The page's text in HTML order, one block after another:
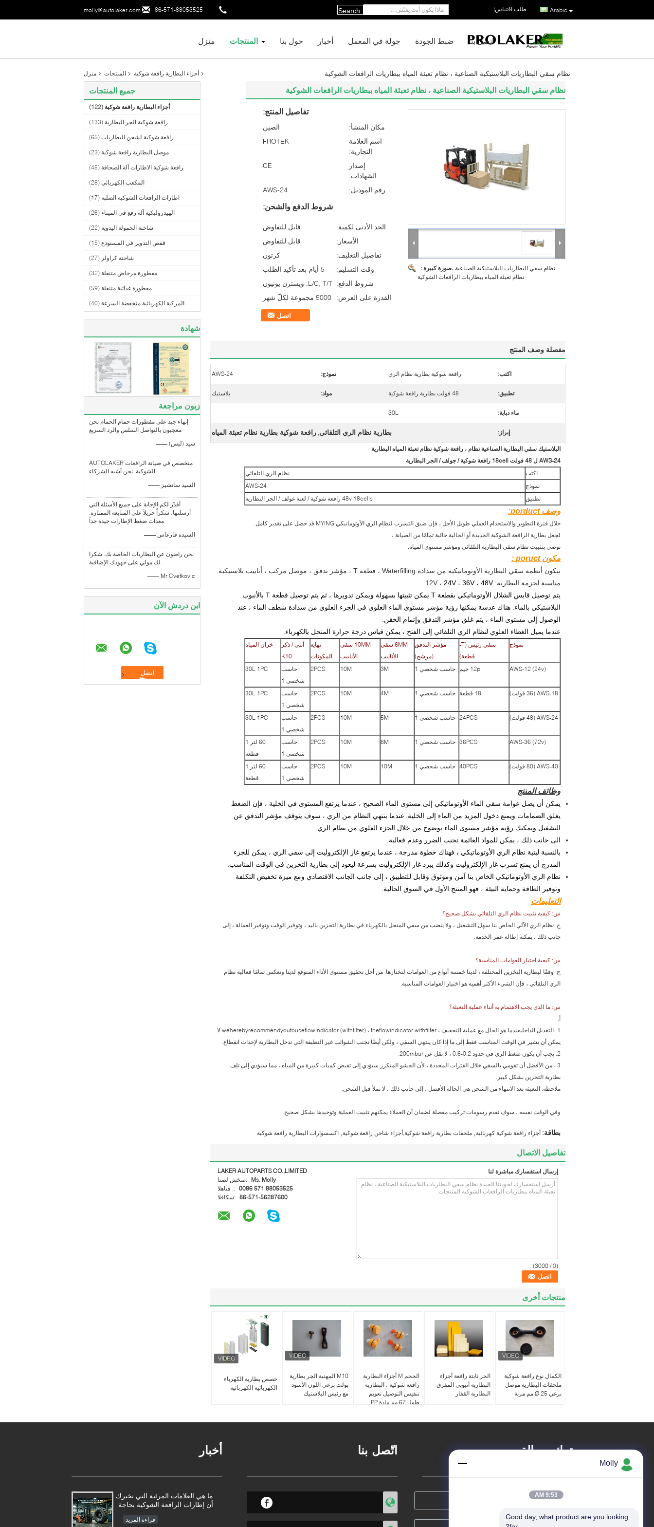
molly@autolaker.com 86-571-88053525 Arabic طلب اقتباس|
Search
منزل المنتجات حول بنا أخبار جولة في المعمل ضبط الجودة اتصل بنا
منزل المنتجات أجزاء البطارية رافعة شوكية نظام سقي البطاريات البلاستيكية الصناعية ، نظام تعبئة المياه ببطاريات الرافعات الشوكية
جميع المنتجات
أجزاء البطارية رافعة شوكية (122)
رافعة شوكية الجر البطارية (133)
رافعة شوكية لشحن البطاريات (65)
موصل البطارية رافعة شوكية (23)
رافعة شوكية الاطارات آلة الصحافة (45)
المكعب الكهربائي (28)
اطارات الرافعات الشوكيه الصلبة (17)
الهيدروليكية آلة رفع في الميناء (26)
شاحنة الحمولة اليدوية (22)
قفص التدوير في المستودع (15)
شاحنة كراولر (27)
مقطورة مرحاض متنقلة (32)
مقطورة غذائية متنقلة (59)
المركبة الكهربائية منخفضة السرعة (40)
شهادة
زبون مراجعة
إنهاء جيد على مقطورات حمام الحمام نحن
معجبون بالتواصل السلس والرد السريع
—— سيد (ليس)
AUTOLAKER متخصص في صيانة الرافعات
الشوكية. نحن أشبه الشركاء.
—— السيد سانشيز
أقدّر لكم الإجابة على جميع الأسئلة التي
أرسلتها، شكراً جزيلاً على المتابعة الممتازة.
معدات ضغط الإطارات جيدة جداً
—— السيدة فارغاس
نحن راضون عن البطاريات الخاصة بك. شكرا
لك مولي على جهودك الإضافية.
—— Mr.Cvetkovic
ابن دردش الآن
نظام سقي البطاريات البلاستيكية الصناعية ، نظام تعبئة المياه ببطاريات الرافعات الشوكية
صورة كبيرة :نظام سقي البطاريات البلاستيكية الصناعية ،
نظام تعبئة المياه ببطاريات الرافعات الشوكية
تفاصيل المنتج:
مكان المنشأ:
الصين
اسم العلامة
التجارية:
FROTEK
إصدار
الشهادات:
CE
رقم الموديل: AWS-24
شروط الدفع والشحن:
الحد الأدنى لكمية:
قابل للتفاوض
الأسعار:
قابل للتفاوض
تفاصيل التغليف:
كرتون
وقت التسليم:
5 أيام بعد تأكيد الطلب
شروط الدفع: L/C, T/T, ويسترن يونيون
القدرة على العرض:
5000 مجموعة لكلّ شهر
اتصل
مفصلة وصف المنتج
اكتب: رافعة شوكية بطارية نظام الري نموذج: AWS-24
تطبيق: 48 فولت بطارية رافعة شوكية مواد: بلاستيك
ماء دبابة: 30L
إبراز: بطارية نظام الري التلقائي, رافعة شوكية بطارية نظام تعبئة المياه
البلاستيك سقي البطارية الصناعية نظام ، رافعة شوكية نظام تعبئة المياه البطارية
AWS-24 ل 48 فولت 18cell رافعة شوكية / جولف / الجر البطارية
اكتب
نظام الري التلقائي
نموذج
AWS-24
تطبيق
48v 18cells رافعة شوكية / لعبة غولف / الجر البطارية
وصف porduct:
خلال فترة التطوير والاستخدام العملي طويل الأجل ، فإن ضيق التسرب لنظام الري الأوتوماتيكي MYING قد حصل على تقدير كامل.
لجعل بطارية الرافعة الشوكية الجديدة أو الحالية خالية تمامًا من الصيانة ،
نوصي بتثبيت نظام سقي البطارية التلقائي ومؤشر مستوى المياه.
مكونporuct
:
تتكون أنظمة سقي البطارية الأوتوماتيكية من سدادة Waterfilling ، قطعة T ، مؤشر تدفق ، موصل مركب ، أنابيب بلاستيكية.
مناسبة لحزمة البطارية: 12V ،24V ، 36V ، 48V
يتم توصيل قابس الشلال الأوتوماتيكي بقطعة T يمكن تثبيتها بسهولة ويمكن تدويرها ، ثم يتم توصيل قطعة T بالأنبوب
البلاستيكي بالماء. هناك عدسة يمكنها رؤية مؤشر مستوى الماء العلوي في الجزء العلوي من سدادة شطف الماء ، عند
الوصول إلى مستوى الماء ، يتم غلق مؤشر التدفق وإتمام الحقن.
عندما يميل الغطاء العلوي لنظام الري التلقائي إلى الفتح ، يمكن قياس درجة حرارة المنحل بالكهرباء.
نموذج
سقي رئيس (T-
قطعة)
مؤشر التدفق
(مرشح)
6MM سقي
الأنابيب
10MM سقي
الأنابيب
نهاية
المكونات
أنثى / ذكر
K10
خزان المياه
AWS-12 (24v) 12p جيم حاسب شخصي 1 3M
10M
2PCS
حاسب
شخصي 1
30L 1PC
AWS-18 (36 فولت) 18 قطعة حاسب شخصي 1 4M
10M
2PCS
حاسب
شخصي 1
30L 1PC
AWS-24 (48 فولت) 24PCS حاسب شخصي 1 5M
10M
2PCS
حاسب
شخصي 1
30L 1PC
AWS-36 (72v)
36PCS حاسب شخصي 1 8M
10M
2PCS
حاسب
شخصي 1
60 لتر 1
قطعة
AWS-40 (80 فولت)
40PCS حاسب شخصي 1 10M
10M
2PCS
حاسب
شخصي 1
60 لتر 1
قطعة
وظائف المنتج
يمكن أن يصل عوامة سقي الماء الأوتوماتيكي إلى مستوى الماء الصحيح ، عندما يرتفع المستوى في الخلية ، فإن الضغط
يغلق الصمامات ويمنع دخول المزيد من الماء إلى الخلية. عندما ينتهي النظام من الري ، سوف يتوقف مؤشر التدفق عن
التشغيل ويمكنك رؤية مؤشر مستوى الماء بوضوح من خلال الجزء العلوي من نظام الري.
الى جانب ذلك ، يمكن للمواد العائمة تجنب الضرر وعدم فعالية.
بالنسبة لبنية نظام الري الأوتوماتيكي ، فهناك خطوة مدرجة ، عندما يرتفع غاز الإلكتروليت إلى سقي الري ، يمكن للجزء
المدرج أن يمنع تسرب غاز الإلكتروليت وكذلك يبرد غاز الإلكتروليت بسرعة ليعود إلى بطارية التخزين في الوقت المناسب.
نظام الري الأوتوماتيكي الخاص بنا آمن وموثوق وقابل للتطبيق ، إلى جانب الجانب الاقتصادي ومع ميزة تخفيض التكلفة
وتوفير الطاقة وحماية البيئة ، فهو المنتج الأول في السوق الحالية.
التعليمات
س: كيفية تثبيت نظام الري التلقائي بشكل صحيح؟
ج: نظام الري الآلي الخاص بنا سهل التشغيل ، ولا ينضب من سقي المنحل بالكهرباء في بطارية التخزين باليد ، وتوفير الوقت وتوفير العمالة ، إلى
جانب ذلك ، يمكنه إطالة عمر الخدمة.
س: كيفية اختيار العوامات المناسبة؟
ج: وفقًا لبطارية التخزين المختلفة ، لدينا خمسة أنواع من العوامات لتختارها. من أجل تحقيق مستوى الأداء المتوقع لدينا وتعكس تمامًا فعالية نظام
الري التلقائي ، فإن الشيء الأكثر أهمية هو اختيار العوامات المناسبة.
س: ما الذي يجب الاهتمام به أثناء عملية التعبئة؟
أ:
1 -التعديل الداخليعندما هو الحال مع عملية التجفيف ، weherebyrecommendyoutouseflowindicator (withfilter) ، theflowindicator withfilter لا
يمكن أن يشير في الوقت المناسب فقط إلى ما إذا كان ينتهي السقي ، ولكن أيضًا تجنب الشوائب غير النظيفة التي تدخل البطارية لإحداث انقطاع.
2. يجب أن يكون ضغط الري في حدود 0.2-0.6 ، لا تقل عن 200mbar.
3 - من الأفضل أن تقومي بالسقي خلال الفترات المحددة ، لأن الحشو المتكرر سيؤدي إلى تفيض كميات كبيرة من المياه ، مما سيؤدي إلى تلف
بطارية التخزين بشكل كبير.
ملاحظة: التعبئة بعد الانتهاء من الشحن هي الحالة الأفضل ، إلى جانب ذلك ، لا تملأ قبل الشحن.
وفي الوقت نفسه ، سوف نقدم رسومات تركيب مفصلة لضمان أن العملاء يمكنهم تثبيت العملية وتوحيدها بشكل صحيح.
بطاقة: أجزاء رافعة شوكية كهربائية ملحقات بطارية رافعة شوكية,أجزاء شاحن رافعة شوكية اكسسوارات البطارية رافعة شوكية
تفاصيل الاتصال
LAKER AUTOPARTS CO.,LIMITED
اتصل شخص:
Ms. Molly
الهاتف :: 0086 571 88053525
الفاكس: 86-571-56287600
إرسال استفسارك مباشرة لنا
(
0
/ 3000)
منتجات أخرى
حصص بطارية الكهرباء
الكهربائية الكهربائية
M10 المهنية الجر بطارية
بولت برغي اللون الأسود
مع رئيس البلاستيك
الحجم M أجزاء البطارية
رافعة شوكية ، البطارية
تنفيس التوصيل تعويم
طول 67 مم مادة PP
الجر ثابتة رافعة أجزاء
البطارية أنبوبي المفرق
البطارية القفاز
الكمال نوع رافعة شوكية
ملحقات البطارية موصل
برغي Ø 25 مم مرنة
أخبار
ما هي العلامات المرئية التي تخبرك
أن إطارات الرافعة الشوكية بحاجة
قراءة المزيد
اتّصل بنا ترك رسالة
Molly
9:53 AM
Good day, what product are you looking